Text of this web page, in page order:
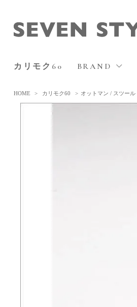
カリモク60 BRAND
HOME > カリモク60 > オットマン / スツール